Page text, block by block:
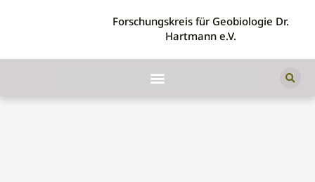
Forschungskreis für Geobiologie Dr.
Hartmann e.V.